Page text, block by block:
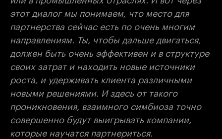
этот диалог мы понимаем, что место для
партнерства сейчас есть по очень многим
направлениям. Ты, чтобы дальше двигаться,
должен быть очень эффективен и в структуре
своих затрат и находить новые источники
роста, и удерживать клиента различными
новыми решениями. И здесь от такого
проникновения, взаимного симбиоза точно
совершенно будут выигрывать компании,
которые научатся партнериться.